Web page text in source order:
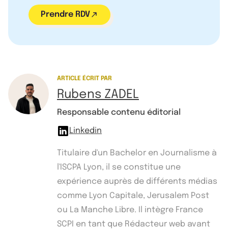
Prendre RDV
ARTICLE ÉCRIT PAR
Rubens ZADEL
Responsable contenu éditorial
Linkedin
Titulaire d'un Bachelor en Journalisme à
l'ISCPA Lyon, il se constitue une
expérience auprès de différents médias
comme Lyon Capitale, Jerusalem Post
ou La Manche Libre. Il intègre France
SCPI en tant que Rédacteur web avant